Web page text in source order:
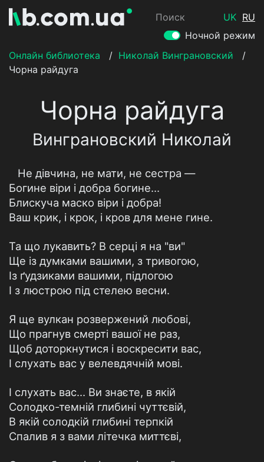
Поиск UK RU
Ночной режим
Онлайн библиотека
/ Николай Винграновский
/
Чорна райдуга
Чорна райдуга
Винграновский Николай
Не дівчина, не мати, не сестра —
Богине віри і добра богине…
Блискуча маско віри і добра!
Ваш крик, і крок, і кров для мене гине.
Та що лукавить? В серці я на "ви"
Ще із думками вашими, з тривогою,
Із ґудзиками вашими, підлогою
І з люстрою під стелею весни.
Я ще вулкан розвержений любові,
Що прагнув смерті вашої не раз,
Щоб доторкнутися і воскресити вас,
І слухать вас у велевдячній мові.
І слухать вас… Ви знаєте, в якій
Солодко-темній глибині чуттєвій,
В якій солодкій глибині терпкій
Спалив я з вами літечка миттєві,